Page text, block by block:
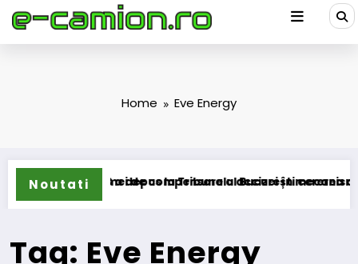
Home Eve Energy
Noutati
schemei de compensare a accizei în mecanism
STB a depus la Tribunalul București cererea
Tag: Eve Energy